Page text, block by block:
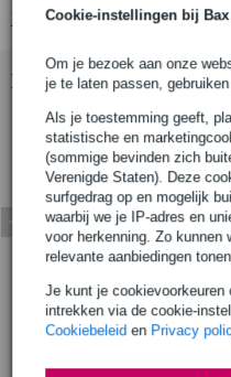
Cookie-instellingen bij
Om je bezoek aan onze
je te laten passen,
Als je toestemming geeft,
statistische en
(sommige bevinden zich
Verenigde Staten). Deze
surfgedrag op en mogelijk
waarbij we je IP-adres en
voor herkenning. Zo kunnen
relevante aanbiedingen tonen.
Je kunt je
intrekken via de cookie-
Cookiebeleid en Privacy
Bekijk alle productspecificaties
Bekijk ook eens (1)